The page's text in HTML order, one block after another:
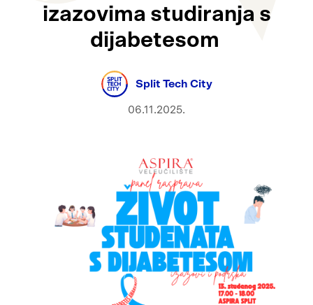
izazovima studiranja s
dijabetesom
Split Tech City
06.11.2025.